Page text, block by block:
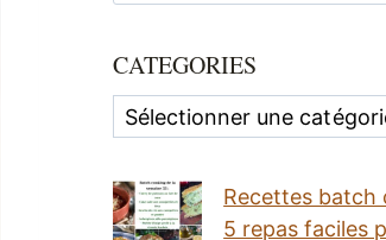
CATEGORIES
Categories
Recettes batch
5 repas faciles